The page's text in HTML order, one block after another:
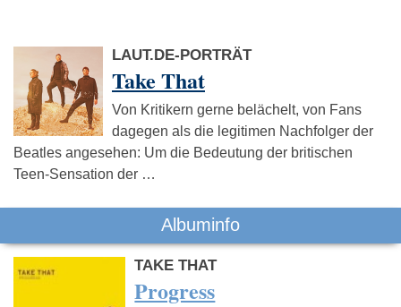
LAUT.DE-PORTRÄT
Take That
Von Kritikern gerne belächelt, von Fans
dagegen als die legitimen Nachfolger der
Beatles angesehen: Um die Bedeutung der britischen
Teen-Sensation der …
Albuminfo
TAKE THAT
Progress